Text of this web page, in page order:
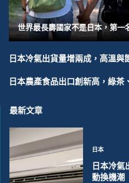
世界最長壽國家不是日本，第一
日本冷氣出貨量增兩成，高溫與
日本農產食品出口創新高，綠
最新文章
日本
日本冷氣
動換機潮